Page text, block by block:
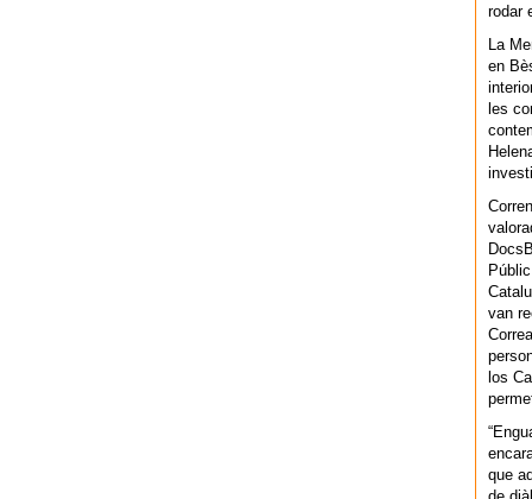
rodar
La
en
les
van
los
que